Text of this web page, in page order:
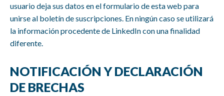
usuario deja sus datos en el formulario de esta web para
unirse al boletín de suscripciones. En ningún caso se utilizará
la información procedente de LinkedIn con una finalidad
diferente.
NOTIFICACIÓN Y DECLARACIÓN
DE BRECHAS